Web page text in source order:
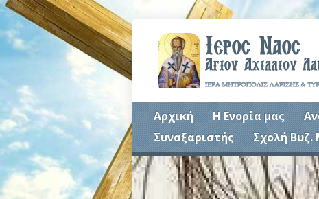
Αρχική Η Ενορία μας
Συναξαριστής
Σχολή Βυζ.